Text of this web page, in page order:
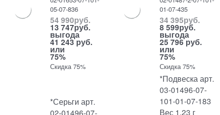
05-07-836
54 990руб.
13 747руб.
выгода
41 243 руб.
или
75%
Скидка 75%
01-07-435
34 395руб.
8 599руб.
выгода
25 796 руб.
или
75%
Скидка 75%
*Серьги арт.
02-01496-07-
*Подвеска арт.
03-01496-07-
101-01-07-183
Вес 1,23 г